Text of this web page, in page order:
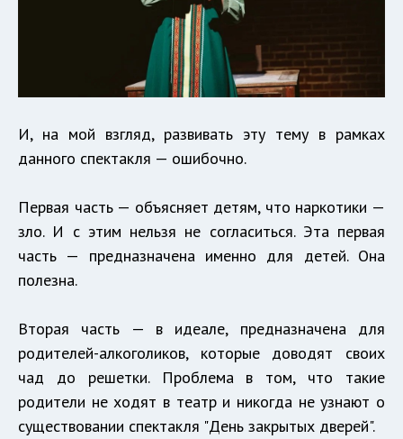
И, на мой взгляд, развивать эту тему в рамках
данного спектакля — ошибочно.
Первая часть — объясняет детям, что наркотики —
зло. И с этим нельзя не согласиться. Эта первая
часть — предназначена именно для детей. Она
полезна.
Вторая часть — в идеале, предназначена для
родителей-алкоголиков, которые доводят своих
чад до решетки. Проблема в том, что такие
родители не ходят в театр и никогда не узнают о
существовании спектакля "День закрытых дверей".